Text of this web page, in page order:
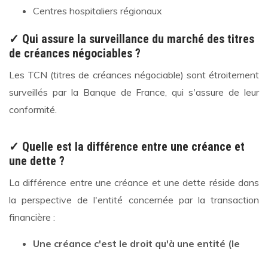
Centres hospitaliers régionaux
✓ Qui assure la surveillance du marché des titres
de créances négociables ?
Les TCN (titres de créances négociable) sont étroitement
surveillés par la Banque de France, qui s'assure de leur
conformité.
✓ Quelle est la différence entre une créance et
une dette ?
La différence entre une créance et une dette réside dans
la perspective de l'entité concernée par la transaction
financière :
Une créance c'est le droit qu'à une entité (le